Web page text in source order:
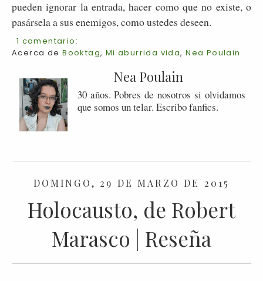
pueden ignorar la entrada, hacer como que no existe, o
pasársela a sus enemigos, como ustedes deseen.
1 comentario:
Acerca deBooktag, Mi aburrida vida,Nea Poulain
Nea Poulain
30 años. Pobres de nosotros si olvidamos
que somos un telar. Escribo fanfics.
DOMINGO, 29 DE MARZO DE 2015
Holocausto, de Robert
Marasco | Reseña